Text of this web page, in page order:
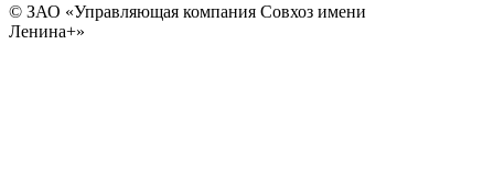
© ЗАО «Управляющая компания Совхоз имени
Ленина+»